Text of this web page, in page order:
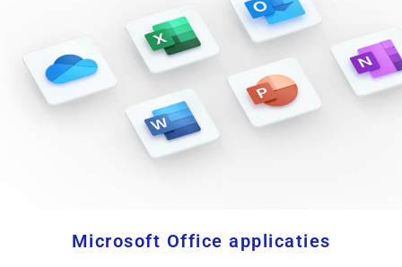
Microsoft Office applicaties